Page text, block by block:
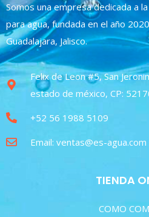
Somos una empresa dedicada a
para agua, fundada en el año
Guadalajara, Jalisco.
Felix de Leon #5, San
estado de méxico, CP:
+52 56 1988 5109
Email: ventas@es-agua.com
TIENDA
COMO